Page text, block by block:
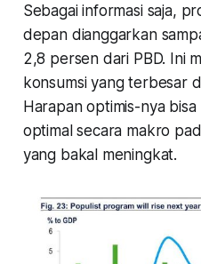
Sebagai informasi saja,
depan dianggarkan
2,8 persen dari PBD. Ini
konsumsi yang terbesar
Harapan optimis-nya
optimal secara makro
yang bakal meningkat.